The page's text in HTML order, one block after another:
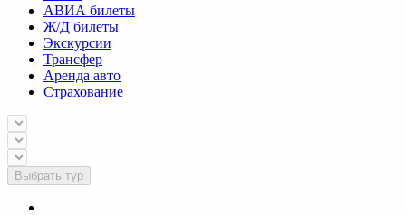
АВИА билеты
Ж/Д билеты
Экскурсии
Трансфер
Аренда авто
Страхование
Выбрать тур